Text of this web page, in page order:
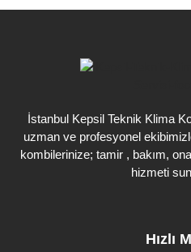
İstanbul Kepsil Teknik Klima
uzman ve profesyonel
kombilerinize; tamir , bakım,
hizmeti
Hızlı